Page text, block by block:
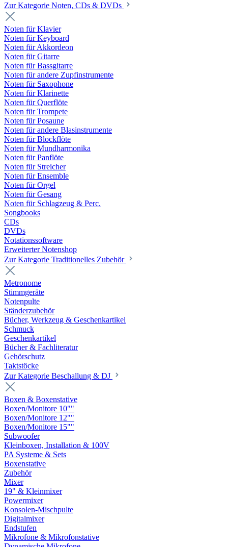
Zur Kategorie Noten, CDs & DVDs
Noten für Klavier
Noten für Keyboard
Noten für Akkordeon
Noten für Gitarre
Noten für Bassgitarre
Noten für andere Zupfinstrumente
Noten für Saxophone
Noten für Klarinette
Noten für Querflöte
Noten für Trompete
Noten für Posaune
Noten für andere Blasinstrumente
Noten für Blockflöte
Noten für Mundharmonika
Noten für Panflöte
Noten für Streicher
Noten für Ensemble
Noten für Orgel
Noten für Gesang
Noten für Schlagzeug & Perc.
Songbooks
CDs
DVDs
Notationssoftware
Erweiterter Notenshop
Zur Kategorie Traditionelles Zubehör
Metronome
Stimmgeräte
Notenpulte
Ständerzubehör
Bücher, Werkzeug & Geschenkartikel
Schmuck
Geschenkartikel
Bücher & Fachliteratur
Gehörschutz
Taktstöcke
Zur Kategorie Beschallung & DJ
Boxen & Boxenstative
Boxen/Monitore 10""
Boxen/Monitore 12""
Boxen/Monitore 15""
Subwoofer
Kleinboxen, Installation & 100V
PA Systeme & Sets
Boxenstative
Zubehör
Mixer
19" & Kleinmixer
Powermixer
Konsolen-Mischpulte
Digitalmixer
Endstufen
Mikrofone & Mikrofonstative